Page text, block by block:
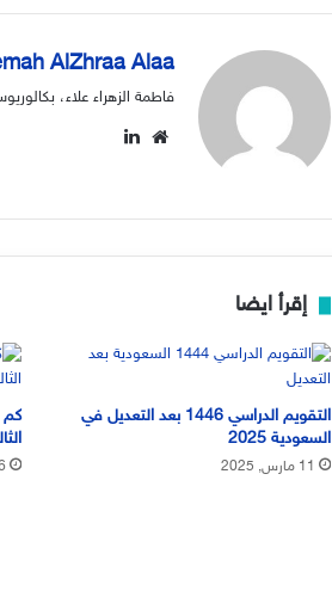
AlZhraa Alaa
فاطمة الزهراء علاء،
موقع
إقرأ ايضا
التقويم الدراسي 1446 بعد التعديل في
السعودية 2025
11 مارس, 2025
كم
6